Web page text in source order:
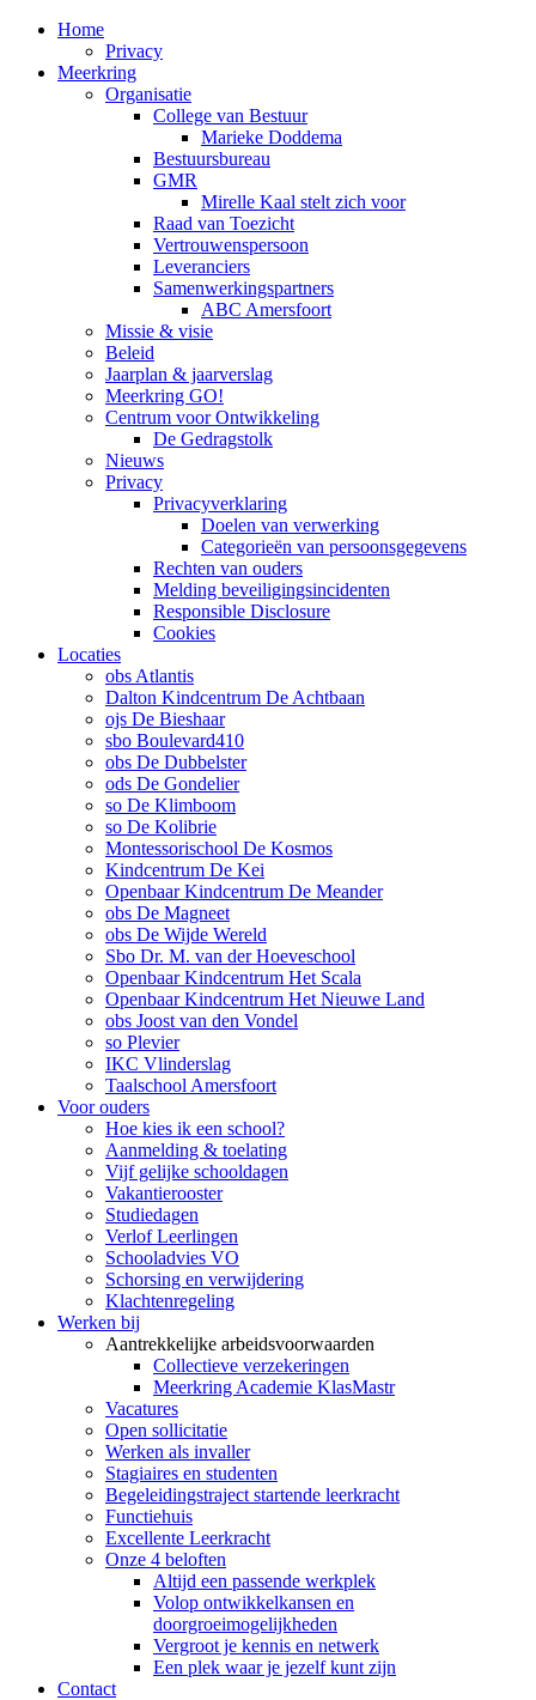
Home
Privacy
Meerkring
Organisatie
College van Bestuur
Marieke Doddema
Bestuursbureau
GMR
Mirelle Kaal stelt zich voor
Raad van Toezicht
Vertrouwenspersoon
Leveranciers
Samenwerkingspartners
ABC Amersfoort
Missie & visie
Beleid
Jaarplan & jaarverslag
Meerkring GO!
Centrum voor Ontwikkeling
De Gedragstolk
Nieuws
Privacy
Privacyverklaring
Doelen van verwerking
Categorieën van persoonsgegevens
Rechten van ouders
Melding beveiligingsincidenten
Responsible Disclosure
Cookies
Locaties
obs Atlantis
Dalton Kindcentrum De Achtbaan
ojs De Bieshaar
sbo Boulevard410
obs De Dubbelster
ods De Gondelier
so De Klimboom
so De Kolibrie
Montessorischool De Kosmos
Kindcentrum De Kei
Openbaar Kindcentrum De Meander
obs De Magneet
obs De Wijde Wereld
Sbo Dr. M. van der Hoeveschool
Openbaar Kindcentrum Het Scala
Openbaar Kindcentrum Het Nieuwe Land
obs Joost van den Vondel
so Plevier
IKC Vlinderslag
Taalschool Amersfoort
Voor ouders
Hoe kies ik een school?
Aanmelding & toelating
Vijf gelijke schooldagen
Vakantierooster
Studiedagen
Verlof Leerlingen
Schooladvies VO
Schorsing en verwijdering
Klachtenregeling
Werken bij
Aantrekkelijke arbeidsvoorwaarden
Collectieve verzekeringen
Meerkring Academie KlasMastr
Vacatures
Open sollicitatie
Werken als invaller
Stagiaires en studenten
Begeleidingstraject startende leerkracht
Functiehuis
Excellente Leerkracht
Onze 4 beloften
Altijd een passende werkplek
Volop ontwikkelkansen en
doorgroeimogelijkheden
Vergroot je kennis en netwerk
Een plek waar je jezelf kunt zijn
Contact